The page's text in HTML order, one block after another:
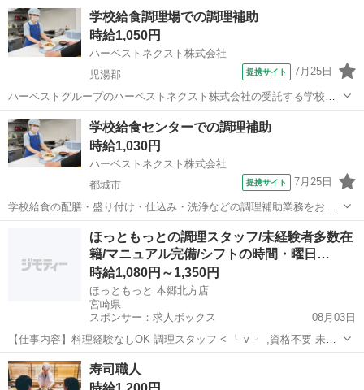
学校給食調理場での調理補助
時給1,050円
ハーベストネクスト株式会社
児湯郡
提携サイト 7月25日
ハーベストグループのハーベストネクスト株式会社の受託する学校給
食の検収・下処理・調理・洗浄などの調理補助業務をお願いします。
生徒たちに毎回美味しく温かい食事を提供できるよう、工夫を凝らし
た業務をお願いします。 子どもたちが...
宮崎 児湯郡 その他
学校給食センターでの調理補助
時給1,030円
ハーベストネクスト株式会社
都城市
提携サイト 7月25日
学校給食の配膳・盛り付け・仕込み・洗浄などの調理補助業務をお願
いします。 生徒たちに毎回美味しく温かい食事を提供できるよう、工
夫を凝らした業務をお願いします。 子どもたちが美味しそうに食べる
姿は何よりもやりがいにつながります...
その他
ほっともっとの調理スタッフ/未経験者多数在
籍/マニュアル完備/シフトの時間・曜日…
時給1,080円～1,350円
ほっともっと 本郷北方店
宮崎県
スポンサー：求人ボックス
08月03日
【仕事内容】料理経験なしOK 調理スタッフ < ╰ v ╯ ,資格不要 未経
験スタート多数 ,マニュアル通りの調理でOK ,先輩からの手厚いサポー
トあり <イチオシポイントはコレ↓↓> シフトの時間・曜日の相談OK お
アルバイト・パート
寿司職人